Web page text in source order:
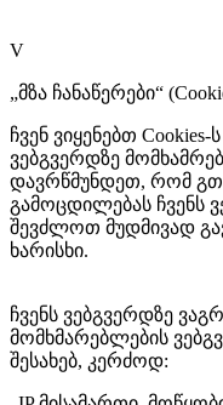
V
„მზა ჩანაწერები“
ჩვენ ვიყენებთ
ვებგვერდზე
დავრწმუნდეთ, რომ
გამოცდილებას ჩვენს
შევძლოთ მუდმივად
ხარისხი.
ჩვენს ვებგვერდზე
მომხმარებლების
შესახებ, კერძოდ: